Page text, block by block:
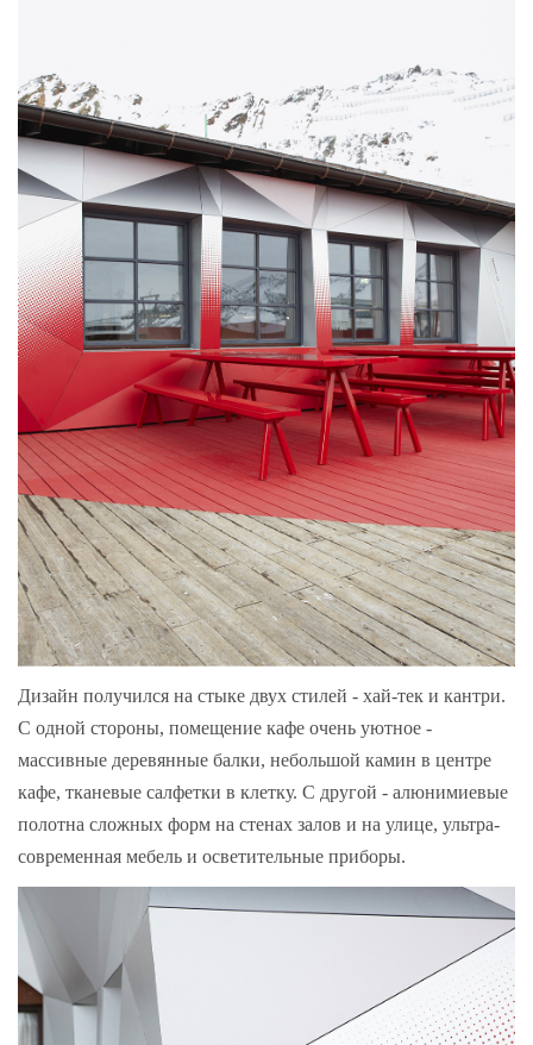
Дизайн получился на стыке двух стилей - хай-тек и кантри.
С одной стороны, помещение кафе очень уютное -
массивные деревянные балки, небольшой камин в центре
кафе, тканевые салфетки в клетку. С другой - алюнимиевые
полотна сложных форм на стенах залов и на улице, ультра-
современная мебель и осветительные приборы.